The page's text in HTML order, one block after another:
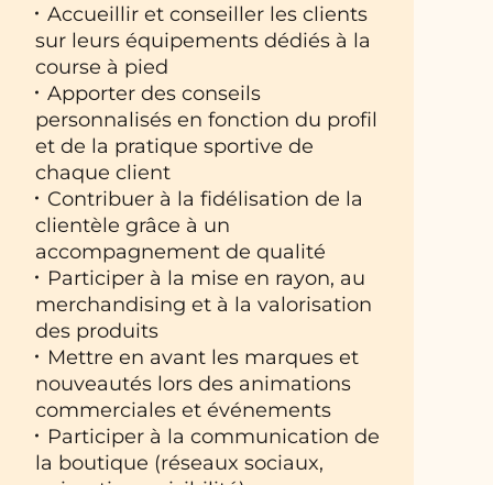
Accueillir et conseiller les clients
sur leurs équipements dédiés à la
course à pied
Apporter des conseils
personnalisés en fonction du profil
et de la pratique sportive de
chaque client
Contribuer à la fidélisation de la
clientèle grâce à un
accompagnement de qualité
Participer à la mise en rayon, au
merchandising et à la valorisation
des produits
Mettre en avant les marques et
nouveautés lors des animations
commerciales et événements
Participer à la communication de
la boutique (réseaux sociaux,